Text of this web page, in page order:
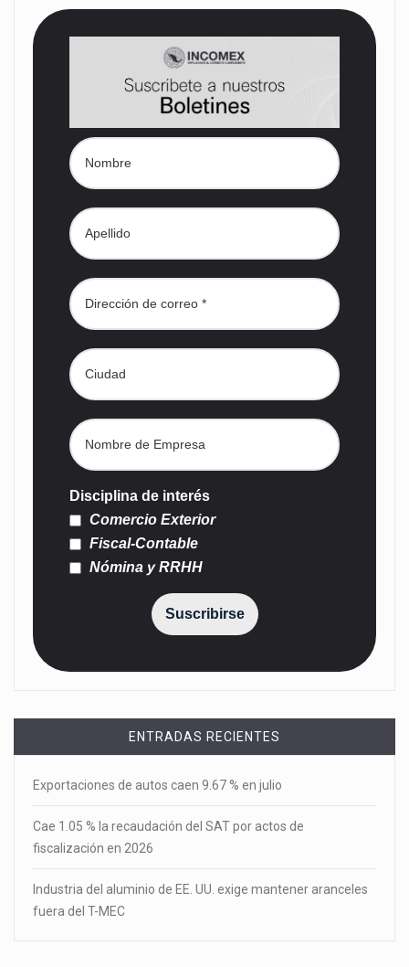
Disciplina de interés
Comercio Exterior
Fiscal-Contable
Nómina y RRHH
Suscribirse
ENTRADAS RECIENTES
Exportaciones de autos caen 9.67 % en julio
Cae 1.05 % la recaudación del SAT por actos de
fiscalización en 2026
Industria del aluminio de EE. UU. exige mantener aranceles
fuera del T-MEC